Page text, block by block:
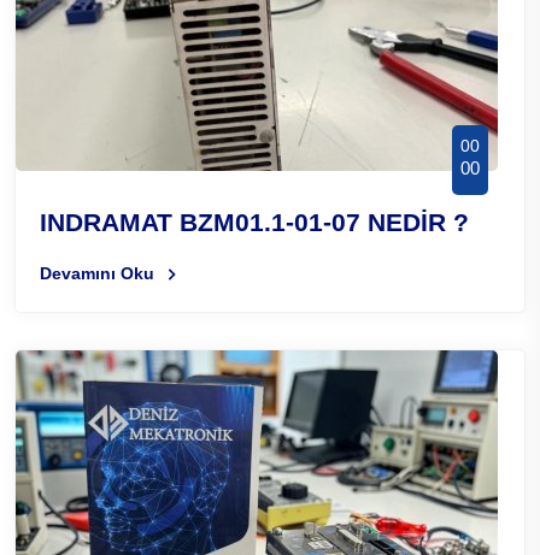
00
00
INDRAMAT BZM01.1-01-07 NEDİR ?
Devamını Oku